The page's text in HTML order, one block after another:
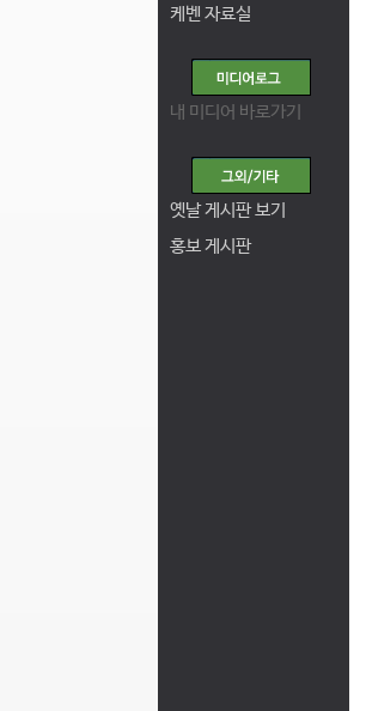
케벤 자료실
내 미디어 바로가기
옛날 게시판 보기
홍보 게시판